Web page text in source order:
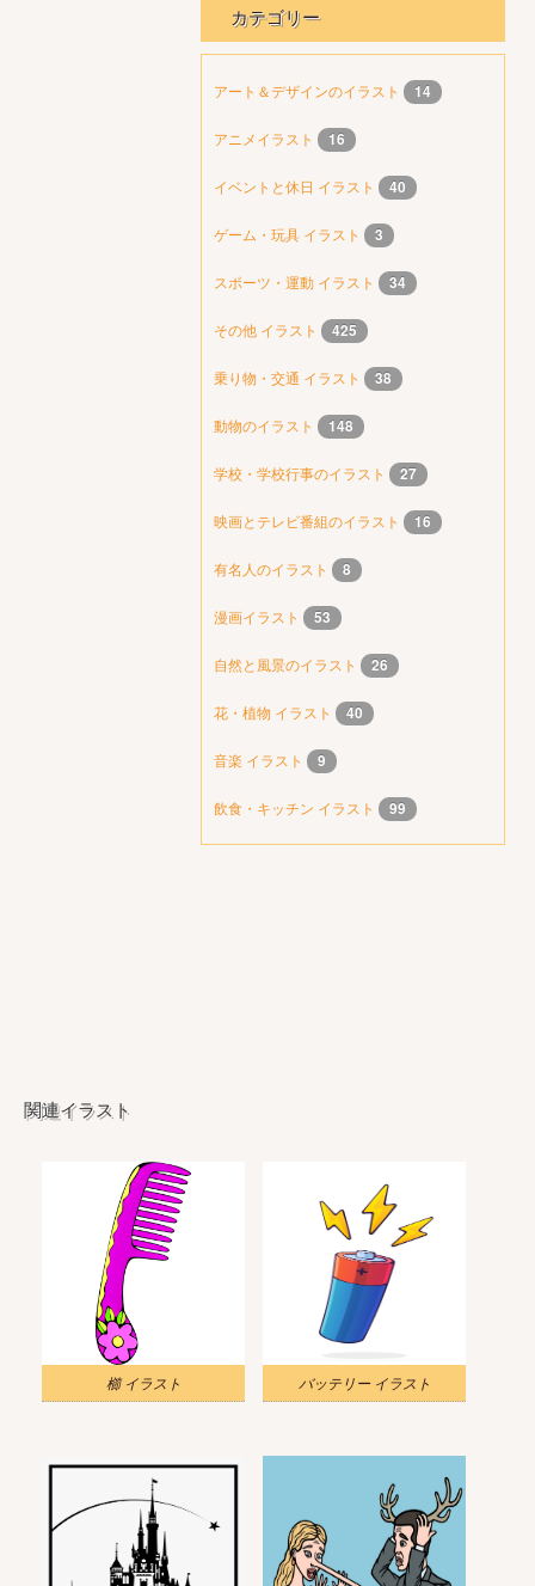
カテゴリー
アート＆デザインのイラスト 14
アニメイラスト 16
イベントと休日 イラスト 40
ゲーム・玩具 イラスト 3
スポーツ・運動 イラスト 34
その他 イラスト 425
乗り物・交通 イラスト 38
動物のイラスト 148
学校・学校行事のイラスト 27
映画とテレビ番組のイラスト 16
有名人のイラスト 8
漫画イラスト 53
自然と風景のイラスト 26
花・植物 イラスト 40
音楽 イラスト 9
飲食・キッチン イラスト 99
関連イラスト
櫛 イラスト バッテリー イラスト